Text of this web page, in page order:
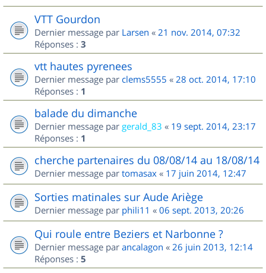
VTT Gourdon
Dernier message par Larsen « 21 nov. 2014, 07:32
Réponses : 3
vtt hautes pyrenees
Dernier message par clems5555 « 28 oct. 2014, 17:10
Réponses : 1
balade du dimanche
Dernier message par gerald_83 « 19 sept. 2014, 23:17
Réponses : 1
cherche partenaires du 08/08/14 au 18/08/14
Dernier message par tomasax « 17 juin 2014, 12:47
Sorties matinales sur Aude Ariège
Dernier message par phili11 « 06 sept. 2013, 20:26
Qui roule entre Beziers et Narbonne ?
Dernier message par ancalagon « 26 juin 2013, 12:14
Réponses : 5